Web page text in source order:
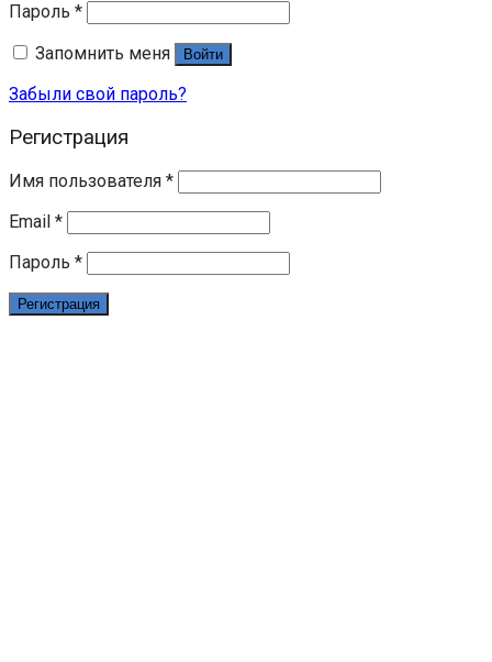
Пароль *
Запомнить меня
Войти
Забыли свой пароль?
Регистрация
Имя пользователя *
Email *
Пароль *
Регистрация